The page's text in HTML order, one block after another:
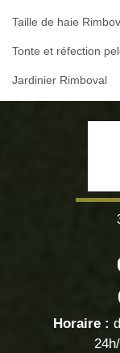
Taille de haie
Tonte et réfection
Jardinier Rimboval
Horaire :